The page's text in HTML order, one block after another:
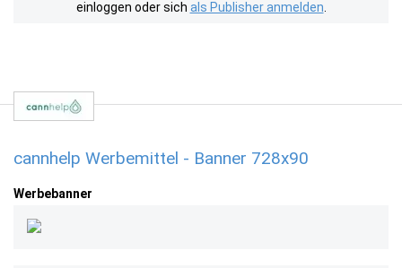
einloggen oder sich als Publisher anmelden
cannhelp Werbemittel - Banner 728x90
Werbebanner